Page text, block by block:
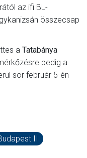
az ifi BL-
összecsap
a Tatabánya
pedig a
sor február 5-én
II